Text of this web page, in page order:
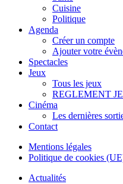
Cuisine
Politique
Agenda
Créer un compte
Ajouter votre
Spectacles
Jeux
Tous les jeux
REGLEMENT
Cinéma
Les dernières
Contact
Mentions légales
Politique de cookies
Actualités